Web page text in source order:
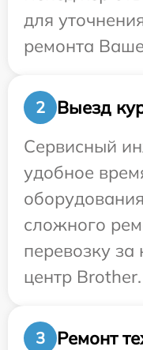
для
ремонта
2
Выезд
Сервисный
удобное
сложного
перевозку
центр Brother.
3
Ремонт